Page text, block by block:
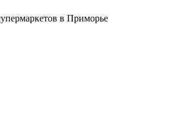
в Приморье